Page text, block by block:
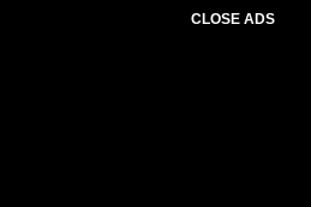
CLOSE ADS